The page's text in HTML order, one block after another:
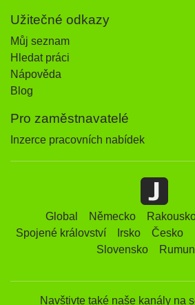
Užitečné odkazy
Můj seznam
Hledat práci
Nápověda
Blog
Pro zaměstnavatelé
Inzerce pracovních nabídek
Global Německo
Spojené království
Irsko Česko
Slovensko
Navštivte také naše kanály na